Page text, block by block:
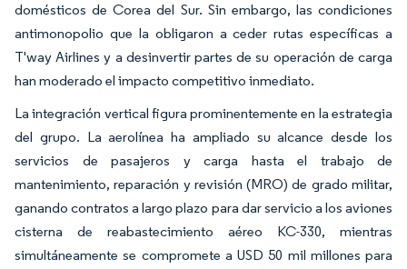
domésticos de Corea del Sur. Sin embargo, las condiciones
antimonopolio que la obligaron a ceder rutas específicas a
T'way Airlines y a desinvertir partes de su operación de carga
han moderado el impacto competitivo inmediato.
La integración vertical figura prominentemente en la estrategia
del grupo. La aerolínea ha ampliado su alcance desde los
servicios de pasajeros y carga hasta el trabajo de
mantenimiento, reparación y revisión (MRO) de grado militar,
ganando contratos a largo plazo para dar servicio a los aviones
cisterna de reabastecimiento aéreo KC-330, mientras
simultáneamente se compromete a USD 50 mil millones para